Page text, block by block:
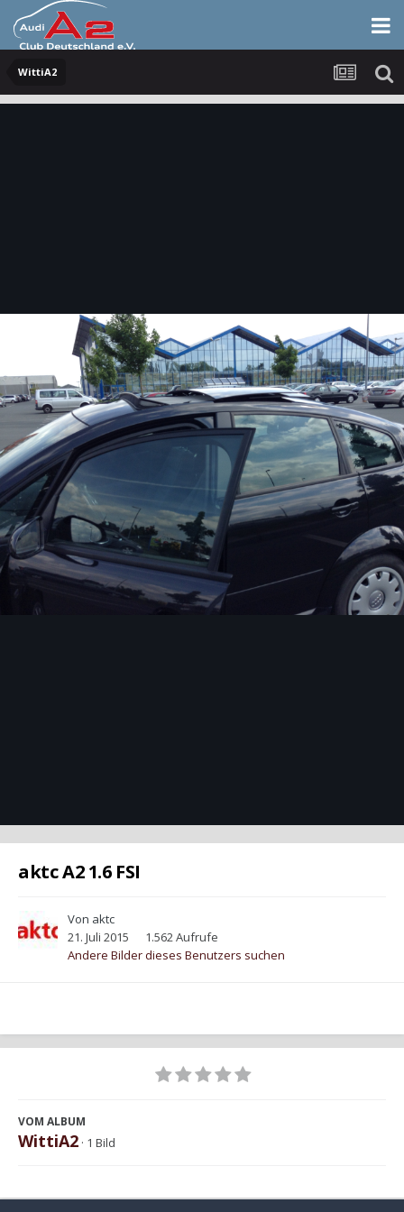
WittiA2
aktc A2 1.6 FSI
Von aktc
21. Juli 2015
1.562 Aufrufe
Andere Bilder dieses Benutzers suchen
VOM ALBUM
WittiA2 · 1 Bild